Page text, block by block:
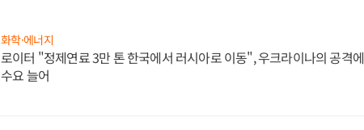
화학·에너지
로이터 "정제연료 3만 톤 한국에서 러시아로 이동", 우크라이나의 공격에
수요 늘어